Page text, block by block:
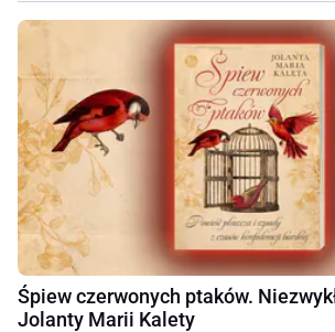
Śpiew czerwonych ptaków.
Jolanty Marii Kalety